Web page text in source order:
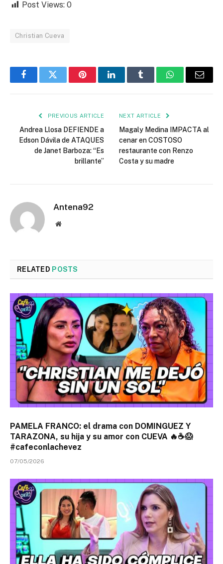
Post Views: 0
Christian Cueva
FacebookTwitter PinterestLinkedInTumblr WhatsAppEmail
PREVIOUS ARTICLE
Andrea Llosa DEFIENDE a
Edson Dávila de ATAQUES
de Janet Barboza: “Es
brillante”
NEXT ARTICLE
Magaly Medina IMPACTA al
cenar en COSTOSO
restaurante con Renzo
Costa y su madre
Antena92
Website
RELATED POSTS
PAMELA FRANCO: el drama con DOMINGUEZ Y
TARAZONA, su hija y su amor con CUEVA 🔥☕😱
#cafeconlachevez
07/05/2026